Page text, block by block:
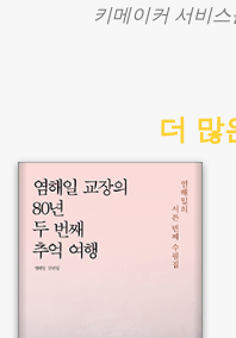
키메이커 서비
더 많